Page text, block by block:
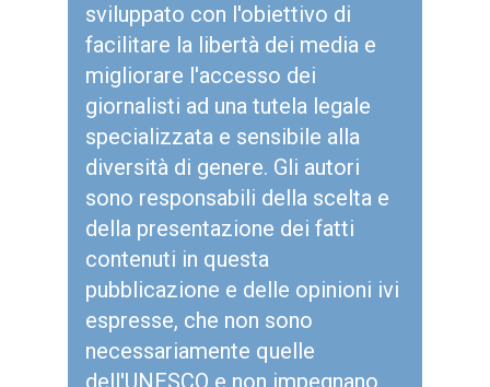
sviluppato con l'obiettivo di
facilitare la libertà dei media e
migliorare l'accesso dei
giornalisti ad una tutela legale
specializzata e sensibile alla
diversità di genere. Gli autori
sono responsabili della scelta e
della presentazione dei fatti
contenuti in questa
pubblicazione e delle opinioni ivi
espresse, che non sono
necessariamente quelle
dell'UNESCO e non impegnano